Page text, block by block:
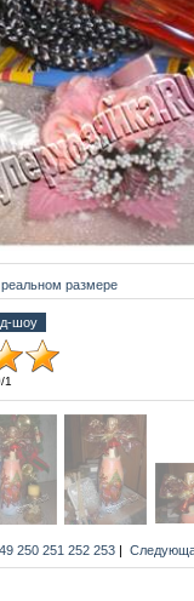
размере
/1
250 251 252 253 |